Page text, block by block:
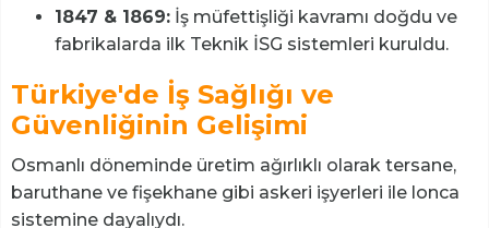
1847 & 1869: İş müfettişliği kavramı doğdu ve
fabrikalarda ilk Teknik İSG sistemleri kuruldu.
Türkiye'de İş Sağlığı ve
Güvenliğinin Gelişimi
Osmanlı döneminde üretim ağırlıklı olarak tersane,
baruthane ve fişekhane gibi askeri işyerleri ile lonca
sistemine dayalıydı.